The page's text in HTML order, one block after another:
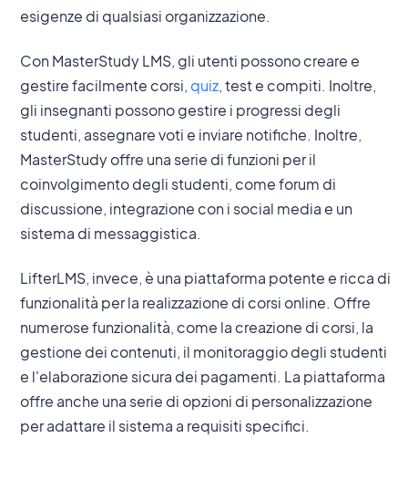
esigenze di qualsiasi organizzazione.
Con MasterStudy LMS, gli utenti possono creare e
gestire facilmente corsi, quiz, test e compiti. Inoltre,
gli insegnanti possono gestire i progressi degli
studenti, assegnare voti e inviare notifiche. Inoltre,
MasterStudy offre una serie di funzioni per il
coinvolgimento degli studenti, come forum di
discussione, integrazione con i social media e un
sistema di messaggistica.
LifterLMS, invece, è una piattaforma potente e ricca di
funzionalità per la realizzazione di corsi online. Offre
numerose funzionalità, come la creazione di corsi, la
gestione dei contenuti, il monitoraggio degli studenti
e l'elaborazione sicura dei pagamenti. La piattaforma
offre anche una serie di opzioni di personalizzazione
per adattare il sistema a requisiti specifici.